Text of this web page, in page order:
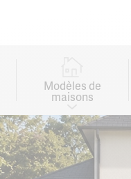
Modèles de
maisons